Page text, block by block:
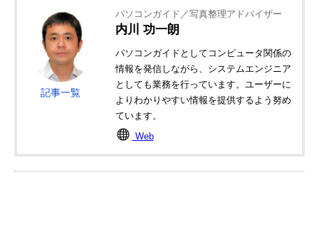
記事一覧
パソコンガイド／写真整理アドバイザー
内川 功一朗
パソコンガイドとしてコンピュータ関係の
情報を発信しながら、システムエンジニア
としても業務を行っています。ユーザーに
よりわかりやすい情報を提供するよう努め
ています。
Web